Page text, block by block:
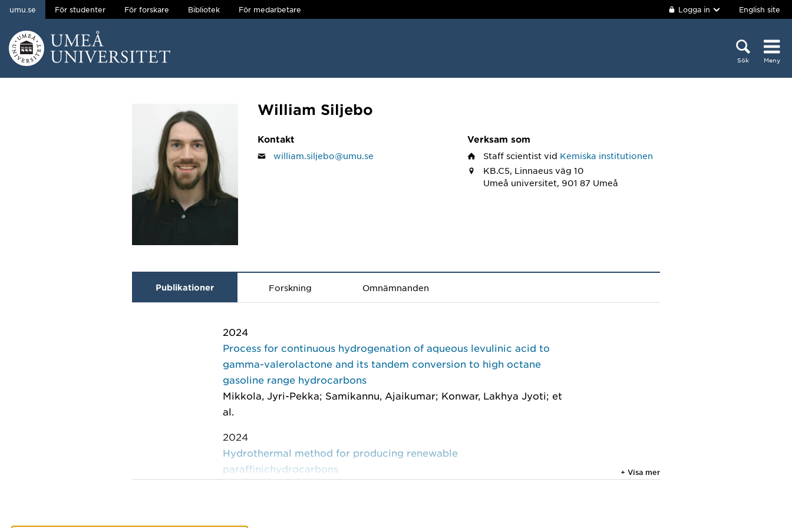
Hoppa direkt till innehållet
umu.se För studenter För forskare Bibliotek För medarbetare Logga in English site
Sök Meny
William Siljebo
Kontakt
william.siljebo@umu.se
Verksam som
Staff scientist vid Kemiska institutionen
KB.C5, Linnaeus väg 10
Umeå universitet, 901 87 Umeå
Publikationer Forskning Omnämnanden
2024
Process for continuous hydrogenation of aqueous levulinic acid to
gamma-valerolactone and its tandem conversion to high octane
gasoline range hydrocarbons
Mikkola, Jyri-Pekka; Samikannu, Ajaikumar; Konwar, Lakhya Jyoti; et
al.
2024
Hydrothermal method for producing renewable
paraffinichydrocarbons
+ Visa mer